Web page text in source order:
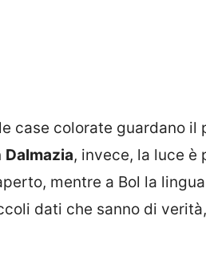
case colorate guardano il
Dalmazia, invece, la luce è
mentre a Bol la
dati che sanno di